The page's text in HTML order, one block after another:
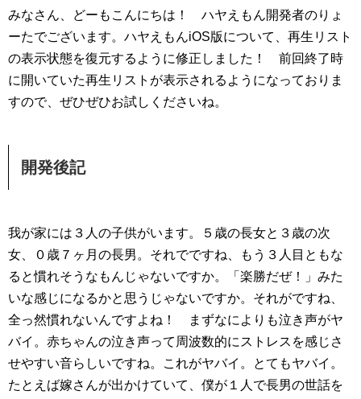
みなさん、どーもこんにちは！ ハヤえもん開発者のりょ
ーたでございます。ハヤえもんiOS版について、再生リスト
の表示状態を復元するように修正しました！ 前回終了時
に開いていた再生リストが表示されるようになっておりま
すので、ぜひぜひお試しくださいね。
開発後記
我が家には３人の子供がいます。５歳の長女と３歳の次
女、０歳７ヶ月の長男。それでですね、もう３人目ともな
ると慣れそうなもんじゃないですか。「楽勝だぜ！」みた
いな感じになるかと思うじゃないですか。それがですね、
全っ然慣れないんですよね！ まずなによりも泣き声がヤ
バイ。赤ちゃんの泣き声って周波数的にストレスを感じさ
せやすい音らしいですね。これがヤバイ。とてもヤバイ。
たとえば嫁さんが出かけていて、僕が１人で長男の世話を